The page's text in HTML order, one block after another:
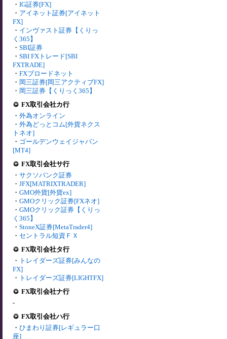
・ IG証券[FX]
・ アイネット証券[アイネット
FX]
・ インヴァスト証券【くりっ
く365】
・ SBI証券
・ SBI FXトレード[SBI
FXTRADE]
・ FXブロードネット
・ 岡三証券[岡三アクティブFX]
・ 岡三証券【くりっく365】
FX取引会社カ行
・ 外為オンライン
・ 外為どっとコム[外貨ネクス
トネオ]
・ ゴールデンウェイジャパン
[MT4]
FX取引会社サ行
・ サクソバンク証券
・ JFX[MATRIXTRADER]
・ GMO外貨[外貨ex]
・ GMOクリック証券[FXネオ]
・ GMOクリック証券【くりっ
く365】
・ StoneX証券[MetaTrader4]
・ セントラル短資ＦＸ
FX取引会社タ行
・ トレイダーズ証券[みんなの
FX]
・ トレイダーズ証券[LIGHTFX]
FX取引会社ナ行
-
FX取引会社ハ行
・ ひまわり証券[レギュラー口
座]